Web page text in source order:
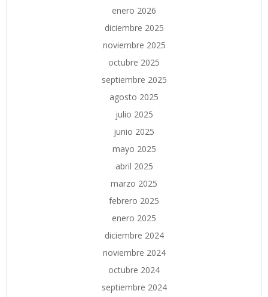
enero 2026
diciembre 2025
noviembre 2025
octubre 2025
septiembre 2025
agosto 2025
julio 2025
junio 2025
mayo 2025
abril 2025
marzo 2025
febrero 2025
enero 2025
diciembre 2024
noviembre 2024
octubre 2024
septiembre 2024